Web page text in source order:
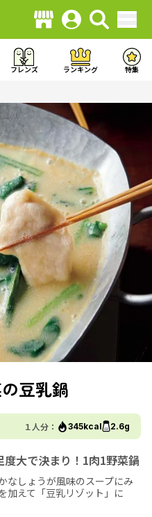
フレンズ ランキング 特集
豆乳鍋
１人分： 345kcal 2.6g
大で決まり！1肉1野菜鍋
なしょうが風味のスープにみ
加えて「豆乳リゾット」に